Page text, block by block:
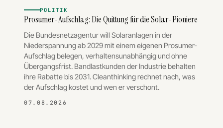
POLITIK
Prosumer-Aufschlag: Die Quittung für die Solar-Pioniere
Die Bundesnetzagentur will Solaranlagen in der
Niederspannung ab 2029 mit einem eigenen Prosumer-
Aufschlag belegen, verhaltensunabhängig und ohne
Übergangsfrist. Bandlastkunden der Industrie behalten
ihre Rabatte bis 2031. Cleanthinking rechnet nach, was
der Aufschlag kostet und wen er verschont.
07.08.2026